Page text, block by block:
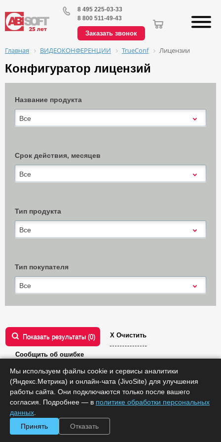
8 495 225-03-33
8 800 511-49-43
Заказать звонок
Главная ВИДЕОКОНФЕРЕНЦИИ TrueConf Лицензии
Конфигуратор лицензий
Название продукта
Все
Срок действия, месяцев
Все
Тип продукта
Все
Тип покупателя
Все
Показать результаты (0) Х Очистить
Сообщить об ошибке
Лицензии
Сортировать по: цене
TrueConf Server
Мы используем файлы cookie и сервисы аналитики
(Яндекс.Метрика) и онлайн-чата (JivoSite) для улучшения
работы сайта. Они подключаются только после вашего
согласия. Подробнее — в политике обработки персональных
данных
Принять
Отказать